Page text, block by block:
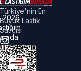
Türkiye'nin En
Büyük Lastik
Satıcısı
2026